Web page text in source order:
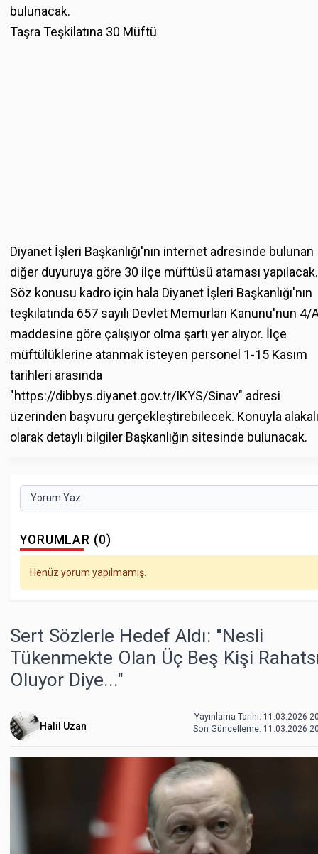
bulunacak.
Taşra Teşkilatına 30 Müftü
Diyanet İşleri Başkanlığı'nın internet adresinde bulunan
diğer duyuruya göre 30 ilçe müftüsü ataması yapılacak.
Söz konusu kadro için hala Diyanet İşleri Başkanlığı'nın
teşkilatında 657 sayılı Devlet Memurları Kanunu'nun 4/
maddesine göre çalışıyor olma şartı yer alıyor. İlçe
müftülüklerine atanmak isteyen personel 1-15 Kasım
tarihleri arasında
"https://dibbys.diyanet.gov.tr/IKYS/Sinav" adresi
üzerinden başvuru gerçekleştirebilecek. Konuyla alakalı
olarak detaylı bilgiler Başkanlığın sitesinde bulunacak.
Yorum Yaz
YORUMLAR (0)
Henüz yorum yapılmamış.
Sert Sözlerle Hedef Aldı: "Nesli
Tükenmekte Olan Üç Beş Kişi
Oluyor Diye..."
Halil Uzan
Yayınlama Tarihi: 11.03.2026
Son Güncelleme: 11.03.2026